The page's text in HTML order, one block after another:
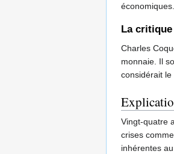
La
Charles
monnaie. Il
considérait
Vingt-quatre
crises
inhérentes